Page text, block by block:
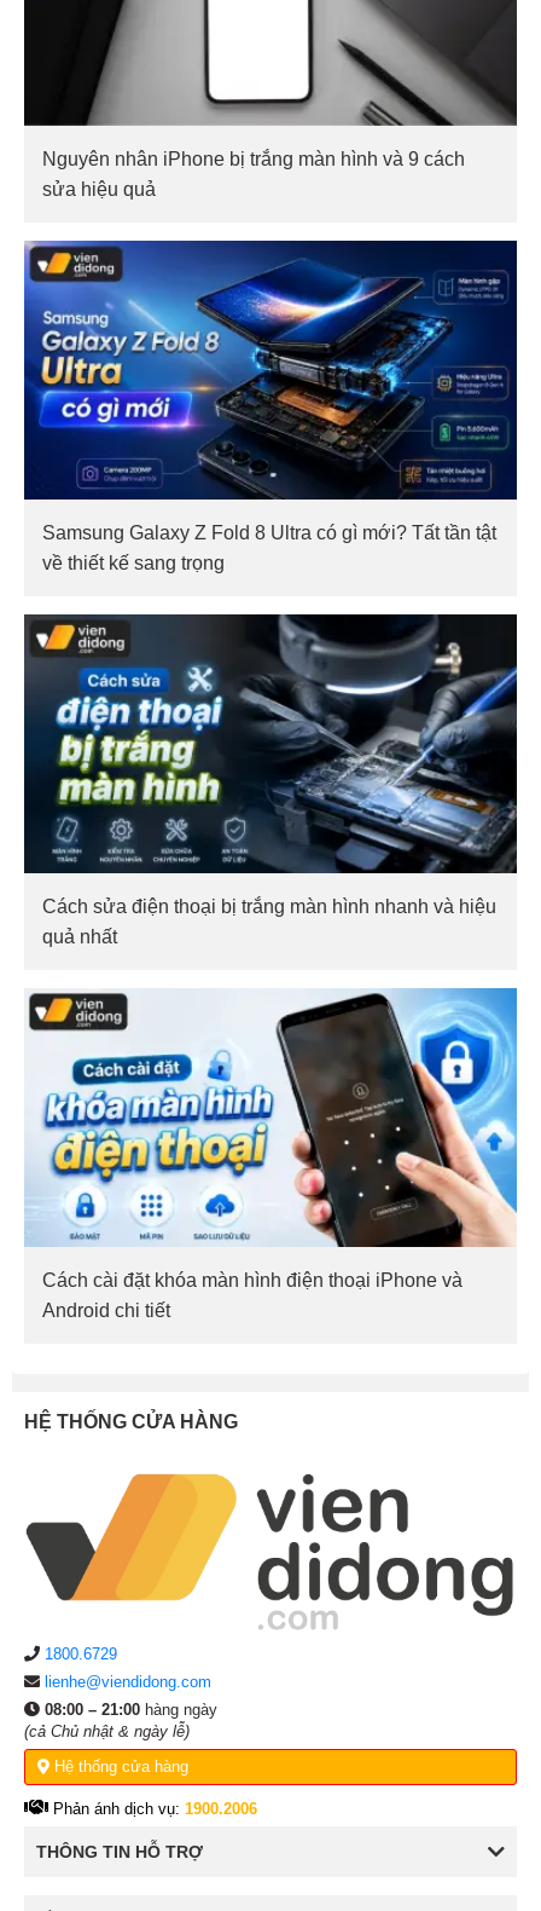
Nguyên nhân iPhone bị trắng màn hình và 9 cách
sửa hiệu quả
Samsung Galaxy Z Fold 8 Ultra có gì mới? Tất tần tật
về thiết kế sang trọng
Cách sửa điện thoại bị trắng màn hình nhanh và hiệu
quả nhất
Cách cài đặt khóa màn hình điện thoại iPhone và
Android chi tiết
HỆ THỐNG CỬA HÀNG
1800.6729
lienhe@viendidong.com
08:00 – 21:00 hàng ngày
(cả Chủ nhật & ngày lễ)
Hệ thống cửa hàng
Phản ánh dịch vụ: 1900.2006
THÔNG TIN HỖ TRỢ